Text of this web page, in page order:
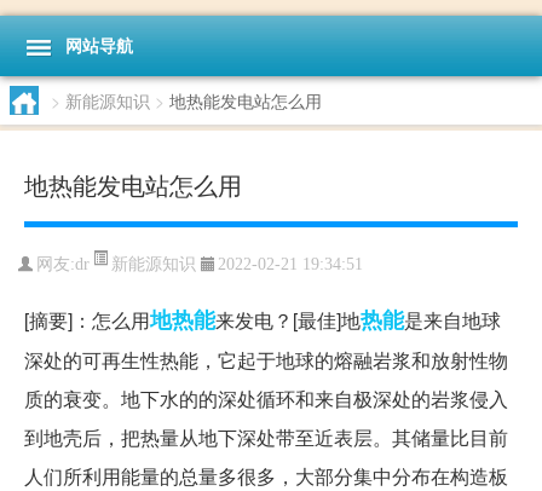
网站导航
> 新能源知识 > 地热能发电站怎么用
地热能发电站怎么用
网友:dr 新能源知识 2022-02-21 19:34:51
[摘要]：怎么用地热能来发电？[最佳]地热能是来自地球
深处的可再生性热能，它起于地球的熔融岩浆和放射性物
质的衰变。地下水的的深处循环和来自极深处的岩浆侵入
到地壳后，把热量从地下深处带至近表层。其储量比目前
人们所利用能量的总量多很多，大部分集中分布在构造板